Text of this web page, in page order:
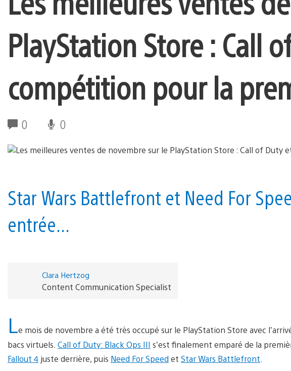
PlayStation Store : Call
compétition pour la
0 0
Star Wars Battlefront et Need For
entrée...
Clara Hertzog
Content Communication Specialist
Le mois de novembre a été très occupé sur le PlayStation Store avec
bacs virtuels. Call of Duty: Black Ops III s’est finalement emparé de la
Fallout 4 juste derrière, puis Need For Speed et Star Wars Battlefront